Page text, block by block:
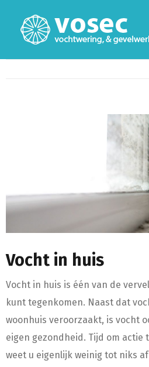
Vocht in huis
Vocht in huis is één van de
kunt tegenkomen. Naast dat
woonhuis veroorzaakt, is vocht
eigen gezondheid. Tijd om actie
weet u eigenlijk weinig tot niks